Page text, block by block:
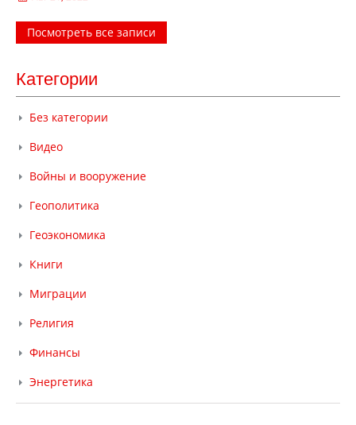
Посмотреть все записи
Категории
Без категории
Видео
Войны и вооружение
Геополитика
Геоэкономика
Книги
Миграции
Религия
Финансы
Энергетика